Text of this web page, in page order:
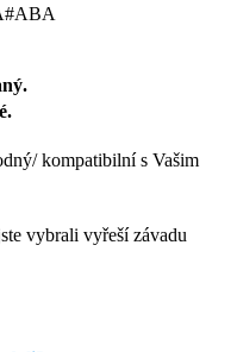
kompatibilní s Vašim
vybrali vyřeší závadu